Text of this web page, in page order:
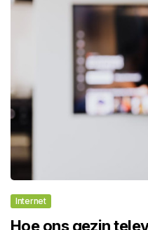
Internet
Hoe ons gezin